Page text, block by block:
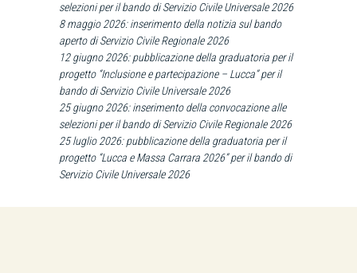
selezioni per il bando di Servizio Civile Universale 2026
8 maggio 2026: inserimento della notizia sul bando
aperto di Servizio Civile Regionale 2026
12 giugno 2026: pubblicazione della graduatoria per il
progetto “Inclusione e partecipazione – Lucca” per il
bando di Servizio Civile Universale 2026
25 giugno 2026: inserimento della convocazione alle
selezioni per il bando di Servizio Civile Regionale 2026
25 luglio 2026: pubblicazione della graduatoria per il
progetto “Lucca e Massa Carrara 2026” per il bando di
Servizio Civile Universale 2026